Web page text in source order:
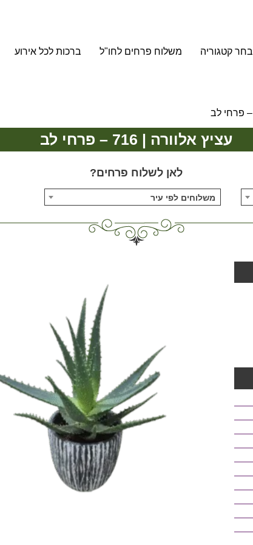
בחר קטגוריה משלוח פרחים לחו"ל ברכות לכל אירוע
עציץ אלוורה | 716 – פרחי לב
לאן לשלוח פרחים?
משלוחים לפי עיר